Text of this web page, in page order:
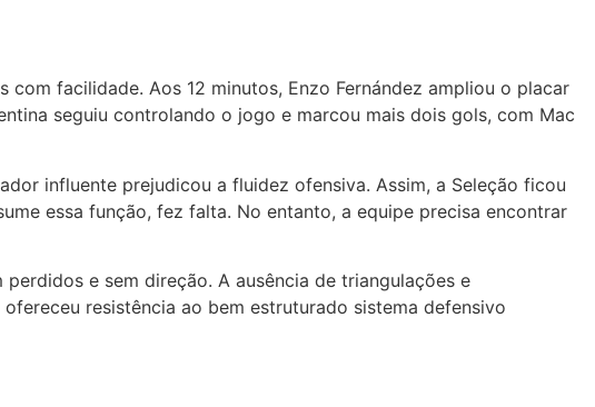
facilidade. Aos 12 minutos, Enzo Fernández ampliou o placar
seguiu controlando o jogo e marcou mais dois gols, com Mac
influente prejudicou a fluidez ofensiva. Assim, a Seleção ficou
essa função, fez falta. No entanto, a equipe precisa encontrar
e sem direção. A ausência de triangulações e
resistência ao bem estruturado sistema defensivo